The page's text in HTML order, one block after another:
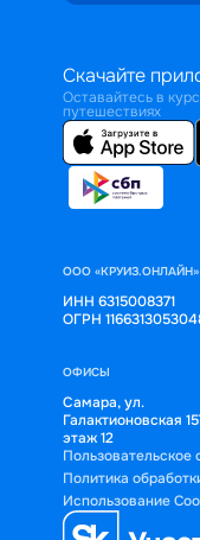
Скачайте
Оставайтесь в
путешествиях
ООО «КРУИЗ.ОНЛАЙН»
ИНН 6315008371
ОГРН
ОФИСЫ
Самара, ул.
Галактионовская
этаж 12
Пользовательское
Политика
Использование